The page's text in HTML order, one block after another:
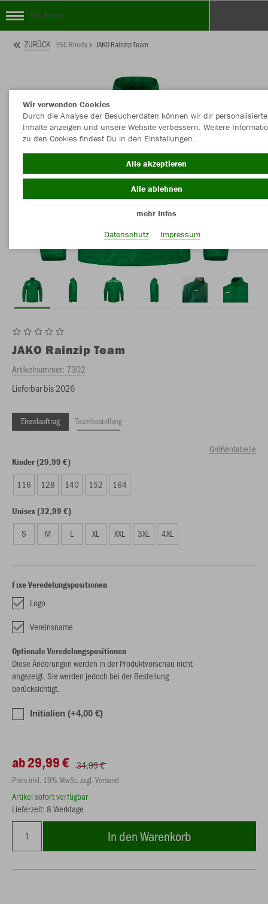
FSC Rheda
ZURÜCK FSC Rheda JAKO Rainzip Team
JAKO Rainzip Team
Artikelnummer: 7302
Lieferbar bis 2026
Einzelauftrag Teambestellung
Größentabelle
Kinder (29,99 €)
116 128 140 152 164
Unisex (32,99 €)
S M L XL XXL 3XL 4XL
Fixe Veredelungspositionen
Logo
Vereinsname
Optionale Veredelungspositionen
Diese Änderungen werden in der Produktvorschau nicht
angezeigt. Sie werden jedoch bei der Bestellung
berücksichtigt.
Initialien (+4,00 €)
ab 29,99 € 34,99 €
Preis inkl. 19% MwSt. zzgl. Versand
Artikel sofort verfügbar
Lieferzeit: 8 Werktage
In den Warenkorb
Wir verwenden Cookies
Durch die Analyse der Besucherdaten können wir dir personalisierte
Inhalte anzeigen und unsere Website verbessern. Weitere
zu den Cookies findest Du in den Einstellungen.
Alle akzeptieren
Alle ablehnen
mehr Infos
Datenschutz
Impressum